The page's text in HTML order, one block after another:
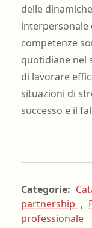
delle
interpersonale
competenze
quotidiane nel
di lavorare
situazioni di
successo e il
Categorie:
partnership ,
professionale